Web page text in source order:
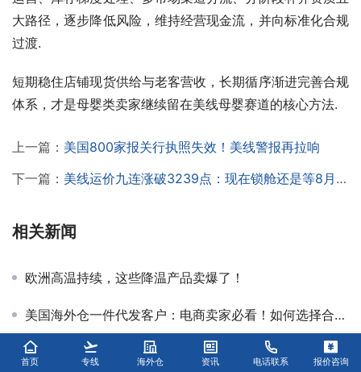
大路径，逐步降低风险，维持经营现金流，并向标准化合规
过渡.
短期稳住店铺现货供给与老客营收，长期循序渐进完善合规
体系，才是母婴类卖家继续留在美线母婴赛道的核心方法.
上一篇： 美国800家报关行执照失效！美线警报再拉响
下一篇： 美线运价九连涨破3239点：现在锁舱还是等8月回调？
相关新闻
欧洲高温持续，这些降温产品卖爆了！
美国海外仓一件代发客户：电商卖家必看！如何选择合适的仓储服务？
墨西哥海外仓租赁揭秘：踩过无数坑后，我终于明白墨西哥海外仓租赁的真相！
首页 专线 海外仓 资讯 电话联系 报价咨询